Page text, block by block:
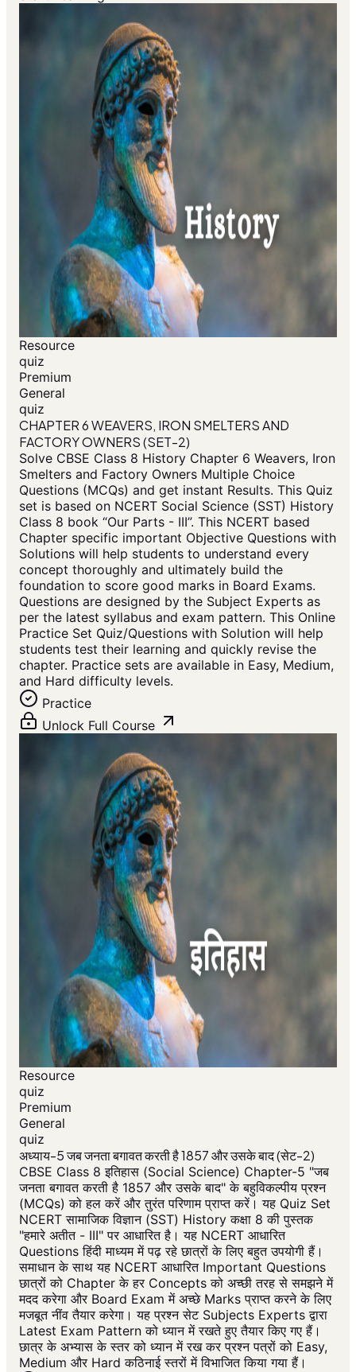
Resource
quiz
Premium
General
quiz
CHAPTER 6 WEAVERS, IRON SMELTERS AND
FACTORY OWNERS (SET-2)
Solve CBSE Class 8 History Chapter 6 Weavers, Iron
Smelters and Factory Owners Multiple Choice
Questions (MCQs) and get instant Results. This Quiz
set is based on NCERT Social Science (SST) History
Class 8 book “Our Parts - III”. This NCERT based
Chapter specific important Objective Questions with
Solutions will help students to understand every
concept thoroughly and ultimately build the
foundation to score good marks in Board Exams.
Questions are designed by the Subject Experts as
per the latest syllabus and exam pattern. This Online
Practice Set Quiz/Questions with Solution will help
students test their learning and quickly revise the
chapter. Practice sets are available in Easy, Medium,
and Hard difficulty levels.
Practice
Unlock Full Course
Resource
quiz
Premium
General
quiz
अध्याय-5 जब जनता बगावत करती है 1857 और उसके बाद (सेट-2)
CBSE Class 8 इतिहास (Social Science) Chapter-5 "जब
जनता बगावत करती है 1857 और उसके बाद" के बहुविकल्पीय प्रश्न
(MCQs) को हल करें और तुरंत परिणाम प्राप्त करें। यह Quiz Set
NCERT सामाजिक विज्ञान (SST) History कक्षा 8 की पुस्तक
"हमारे अतीत - III" पर आधारित है। यह NCERT आधारित
Questions हिंदी माध्यम में पढ़ रहे छात्रों के लिए बहुत उपयोगी हैं।
समाधान के साथ यह NCERT आधारित Important Questions
छात्रों को Chapter के हर Concepts को अच्छी तरह से समझने में
मदद करेगा और Board Exam में अच्छे Marks प्राप्त करने के लिए
मजबूत नींव तैयार करेगा। यह प्रश्न सेट Subjects Experts द्वारा
Latest Exam Pattern को ध्यान में रखते हुए तैयार किए गए हैं।
छात्र के अभ्यास के स्तर को ध्यान में रख कर प्रश्न पत्रों को Easy,
Medium और Hard कठिनाई स्तरों में विभाजित किया गया हैं।